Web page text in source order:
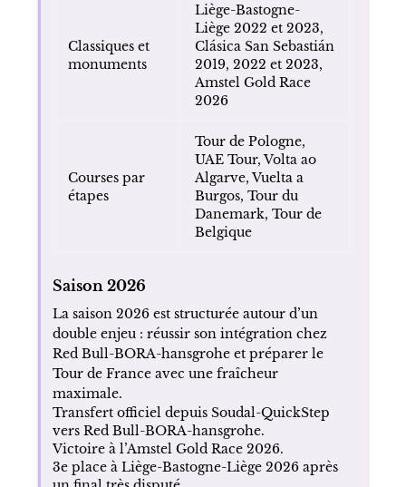
Classiques et
monuments
Liège-Bastogne-
Liège 2022 et 2023,
Clásica San Sebastián
2019, 2022 et 2023,
Amstel Gold Race
2026
Courses par
étapes
Tour de Pologne,
UAE Tour, Volta ao
Algarve, Vuelta a
Burgos, Tour du
Danemark, Tour de
Belgique
Saison 2026
La saison 2026 est structurée autour d’un
double enjeu : réussir son intégration chez
Red Bull-BORA-hansgrohe et préparer le
Tour de France avec une fraîcheur
maximale.
Transfert officiel depuis Soudal-QuickStep
vers Red Bull-BORA-hansgrohe.
Victoire à l’Amstel Gold Race 2026.
3e place à Liège-Bastogne-Liège 2026 après